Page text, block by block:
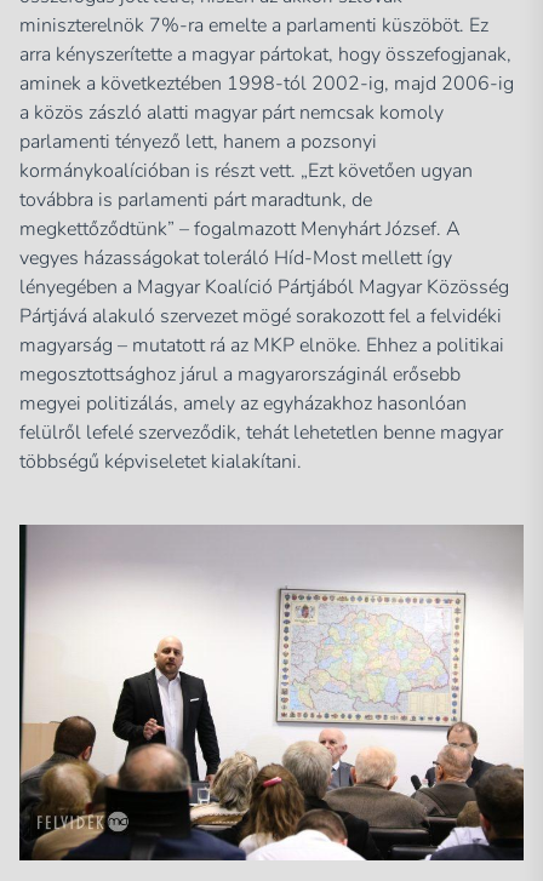
miniszterelnök 7%-ra emelte a parlamenti küszöböt. Ez
arra kényszerítette a magyar pártokat, hogy összefogjanak,
aminek a következtében 1998-tól 2002-ig, majd 2006-ig
a közös zászló alatti magyar párt nemcsak komoly
parlamenti tényező lett, hanem a pozsonyi
kormánykoalícióban is részt vett. „Ezt követően ugyan
továbbra is parlamenti párt maradtunk, de
megkettőződtünk” – fogalmazott Menyhárt József. A
vegyes házasságokat toleráló Híd-Most mellett így
lényegében a Magyar Koalíció Pártjából Magyar Közösség
Pártjává alakuló szervezet mögé sorakozott fel a felvidéki
magyarság – mutatott rá az MKP elnöke. Ehhez a politikai
megosztottsághoz járul a magyarországinál erősebb
megyei politizálás, amely az egyházakhoz hasonlóan
felülről lefelé szerveződik, tehát lehetetlen benne magyar
többségű képviseletet kialakítani.